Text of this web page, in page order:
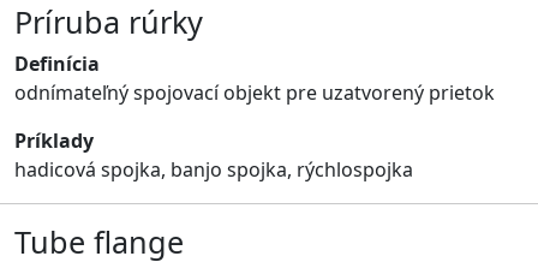
Príruba rúrky
Definícia
odnímateľný spojovací objekt pre uzatvorený prietok
Príklady
hadicová spojka, banjo spojka, rýchlospojka
Tube flange